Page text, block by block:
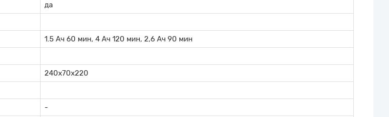
да
1.5 Ач 60 мин, 4 Ач 120 мин, 2,6 Ач 90 мин
240х70х220
-